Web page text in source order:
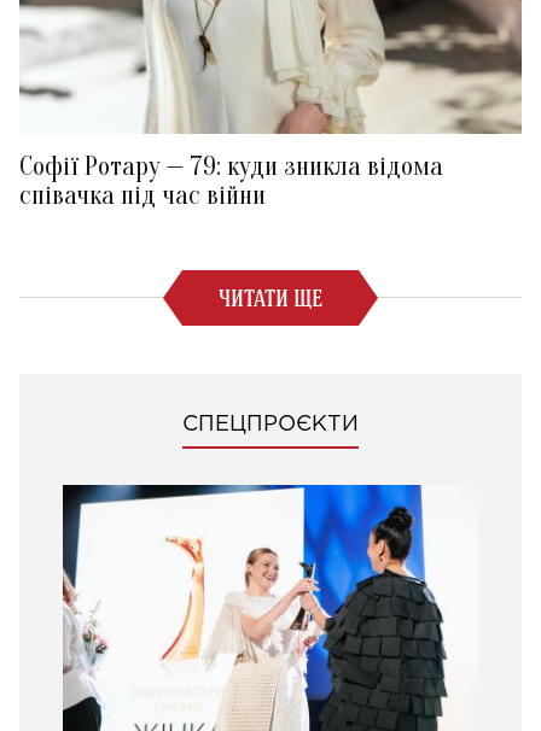
Софії Ротару — 79: куди зникла відома
співачка під час війни
ЧИТАТИ ЩЕ
СПЕЦПРОЄКТИ